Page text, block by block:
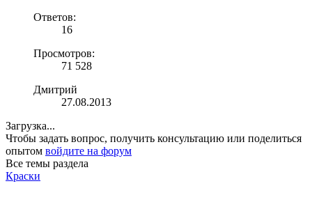
Ответов:
16
Просмотров:
71 528
Дмитрий
27.08.2013
Загрузка...
Чтобы задать вопрос, получить консультацию или поделиться
опытом войдите на форум
Все темы раздела
Краски